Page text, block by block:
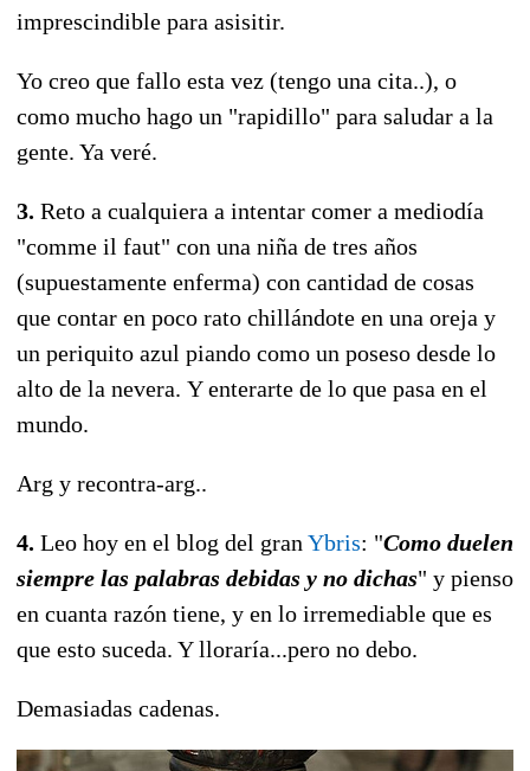
imprescindible para asisitir.
Yo creo que fallo esta vez (tengo una cita..), o
como mucho hago un "rapidillo" para saludar a la
gente. Ya veré.
3. Reto a cualquiera a intentar comer a mediodía
"comme il faut" con una niña de tres años
(supuestamente enferma) con cantidad de cosas
que contar en poco rato chillándote en una oreja y
un periquito azul piando como un poseso desde lo
alto de la nevera. Y enterarte de lo que pasa en el
mundo.
Arg y recontra-arg..
4. Leo hoy en el blog del gran Ybris: "Como duelen
siempre las palabras debidas y no dichas" y pienso
en cuanta razón tiene, y en lo irremediable que es
que esto suceda. Y lloraría...pero no debo.
Demasiadas cadenas.